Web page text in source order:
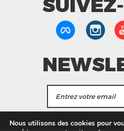
J'accepte de recevoir
Nous utilisons des cookies pour